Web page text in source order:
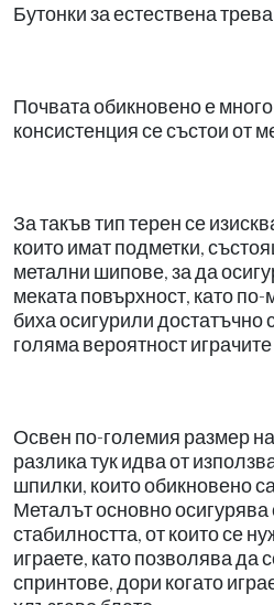
Бутонки за естествена
Почвата обикновено е
консистенция се състои от
За такъв тип терен се
които имат подметки,
метални шипове, за да
меката повърхност, като
биха осигурили достатъчно
голяма вероятност
Освен по-големия размер
разлика тук идва от
шпилки, които обикновено
Металът основно осигурява
стабилността, от които се
играете, като позволява да
спринтове, дори когато